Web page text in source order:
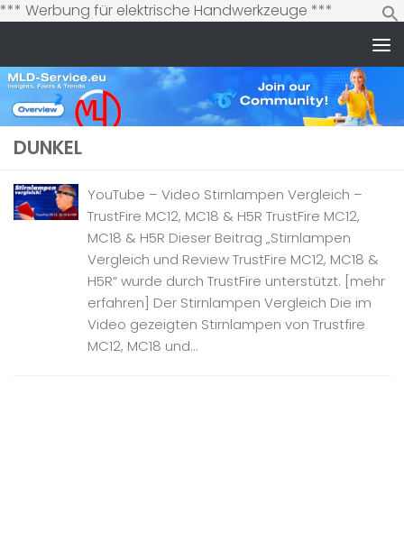
*** Werbung für elektrische Handwerkzeuge ***
Inhalt
DUNKEL
YouTube – Video Stirnlampen Vergleich –
TrustFire MC12, MC18 & H5R TrustFire MC12,
MC18 & H5R Dieser Beitrag „Stirnlampen
Vergleich und Review TrustFire MC12, MC18 &
H5R“ wurde durch TrustFire unterstützt. [mehr
erfahren] Der Stirnlampen Vergleich Die im
Video gezeigten Stirnlampen von Trustfire
MC12, MC18 und...